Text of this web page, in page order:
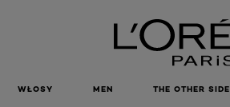
WŁOSY MEN THE OTHER SIDE